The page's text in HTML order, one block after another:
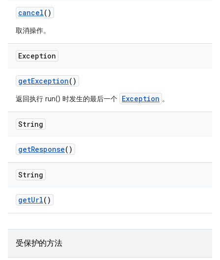
cancel()
取消操作。
Exception
getException()
返回执行 run() 时发生的最后一个 Exception 。
String
getResponse()
String
getUrl()
受保护的方法